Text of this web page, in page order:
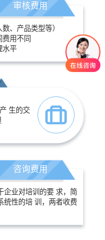
审核费用
、产品类型等）
费用不同
水平
生的交
咨询费用
企业对培训的要 求，简
统性的培 训，两者收费